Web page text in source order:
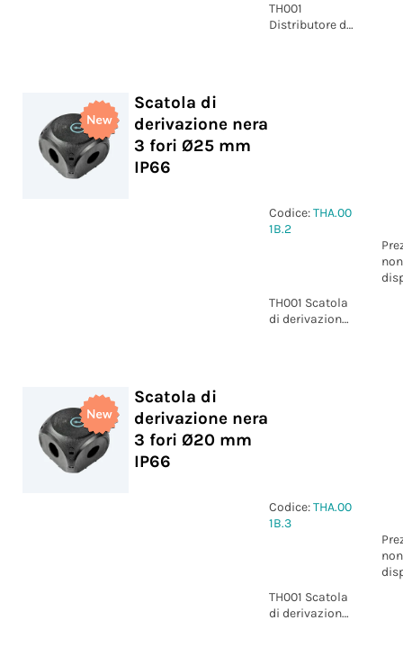
TH001
Distributore di
Scatola di
derivazione nera
3 fori Ø25 mm
IP66
Codice:THA.00
1B.2
non
TH001 Scatola
di derivazione
Scatola di
derivazione nera
3 fori Ø20 mm
IP66
Codice:THA.00
1B.3
non
TH001 Scatola
di derivazione